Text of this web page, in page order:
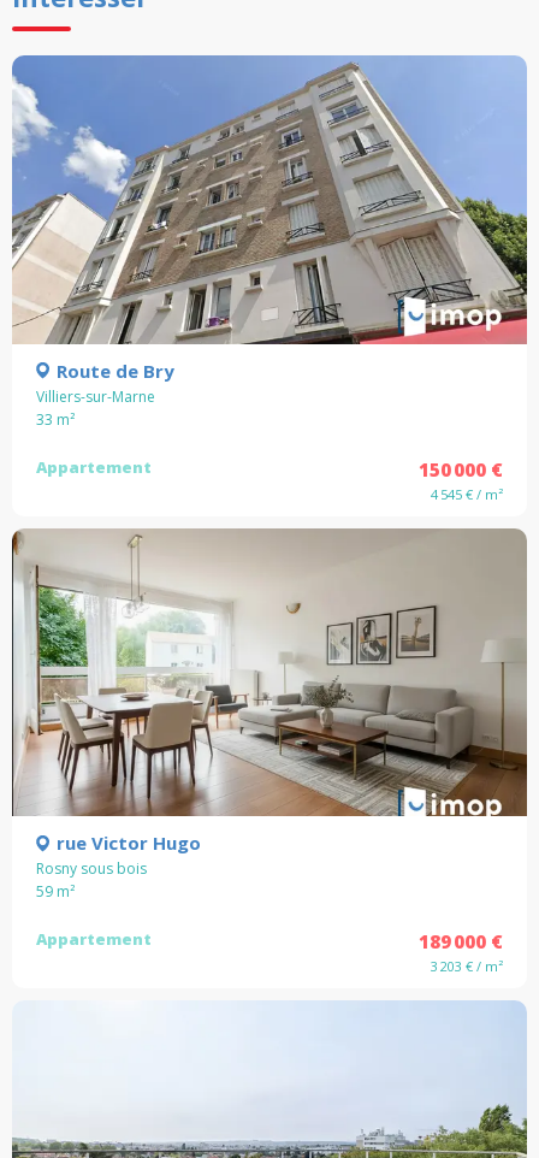
Route de Bry
Villiers-sur-Marne
33 m²
Appartement 150 000 €
4 545 € / m²
rue Victor Hugo
Rosny sous bois
59 m²
Appartement 189 000 €
3 203 € / m²